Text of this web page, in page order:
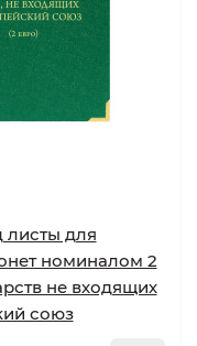
для
номиналом 2
не входящих
союз